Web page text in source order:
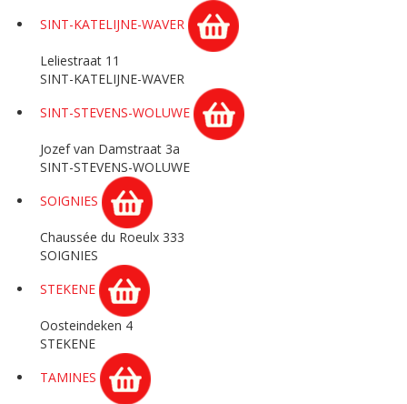
SINT-KATELIJNE-WAVER
Leliestraat 11
SINT-KATELIJNE-WAVER
SINT-STEVENS-WOLUWE
Jozef van Damstraat 3a
SINT-STEVENS-WOLUWE
SOIGNIES
Chaussée du Roeulx 333
SOIGNIES
STEKENE
Oosteindeken 4
STEKENE
TAMINES